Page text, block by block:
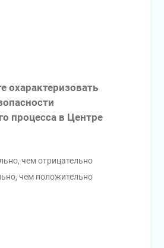
охарактеризовать
процесса в Центре
чем отрицательно
чем положительно